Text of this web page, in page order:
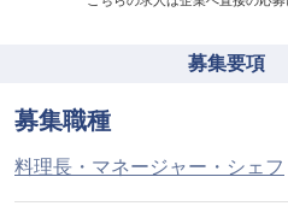
募集要項
募集職種
料理長・マネージャー・シェフ